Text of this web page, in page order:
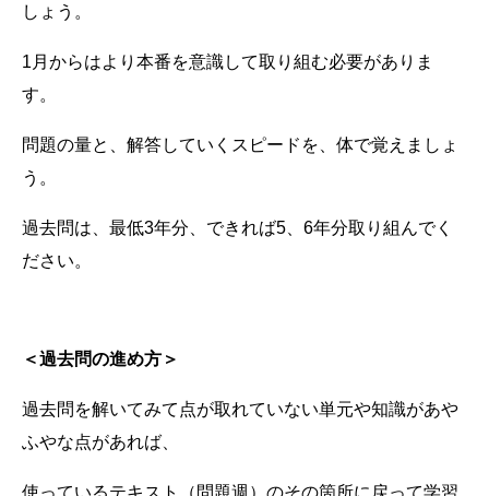
しょう。
1月からはより本番を意識して取り組む必要がありま
す。
問題の量と、解答していくスピードを、体で覚えましょ
う。
過去問は、最低3年分、できれば5、6年分取り組んでく
ださい。
＜過去問の進め方＞
過去問を解いてみて点が取れていない単元や知識があや
ふやな点があれば、
使っているテキスト（問題週）のその箇所に戻って学習